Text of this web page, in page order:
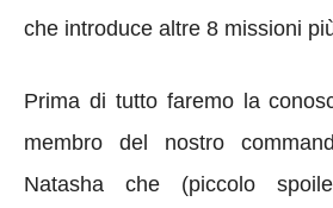
che introduce altre 8 missioni
Prima di tutto faremo la
membro del nostro
Natasha che (piccolo